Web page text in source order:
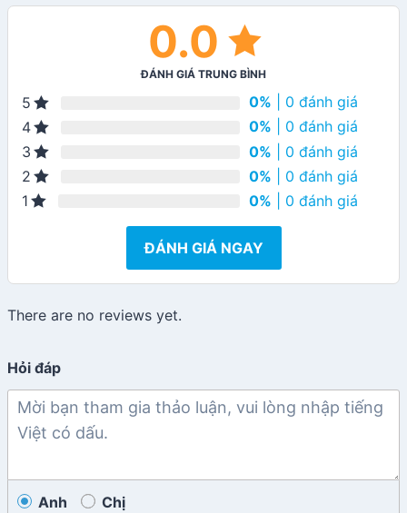
0.0
ĐÁNH GIÁ TRUNG BÌNH
5 0% | 0 đánh giá
4
0% | 0 đánh giá
3
0% | 0 đánh giá
2
0% | 0 đánh giá
1
0% | 0 đánh giá
ĐÁNH GIÁ NGAY
There are no reviews yet.
Hỏi đáp
Anh Chị